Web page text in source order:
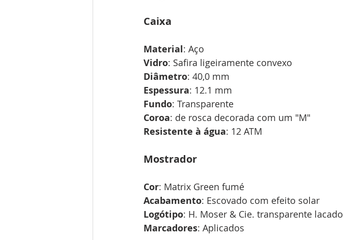
Caixa
Material: Aço
Vidro: Safira ligeiramente convexo
Diâmetro: 40,0 mm
Espessura: 12.1 mm
Fundo: Transparente
Coroa: de rosca decorada com um "M"
Resistente à água: 12 ATM
Mostrador
Cor: Matrix Green fumé
Acabamento: Escovado com efeito solar
Logótipo: H. Moser & Cie. transparente lacado
Marcadores: Aplicados